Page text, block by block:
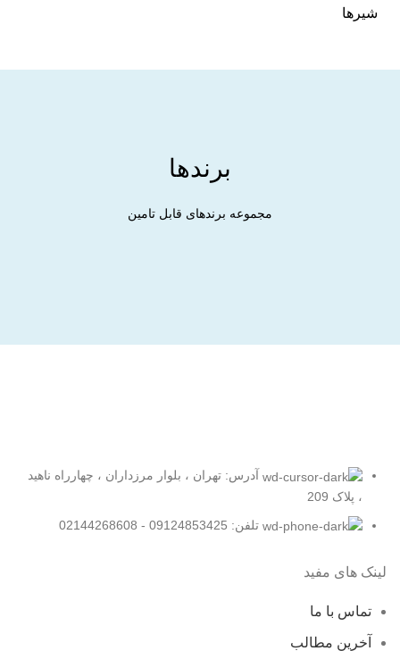
شیرها
برندها
مجموعه برندهای قابل تامین
آدرس: تهران ، بلوار مرزداران ، چهارراه ناهید
، پلاک 209
تلفن: 09124853425 - 02144268608
لینک های مفید
تماس با ما
آخرین مطالب